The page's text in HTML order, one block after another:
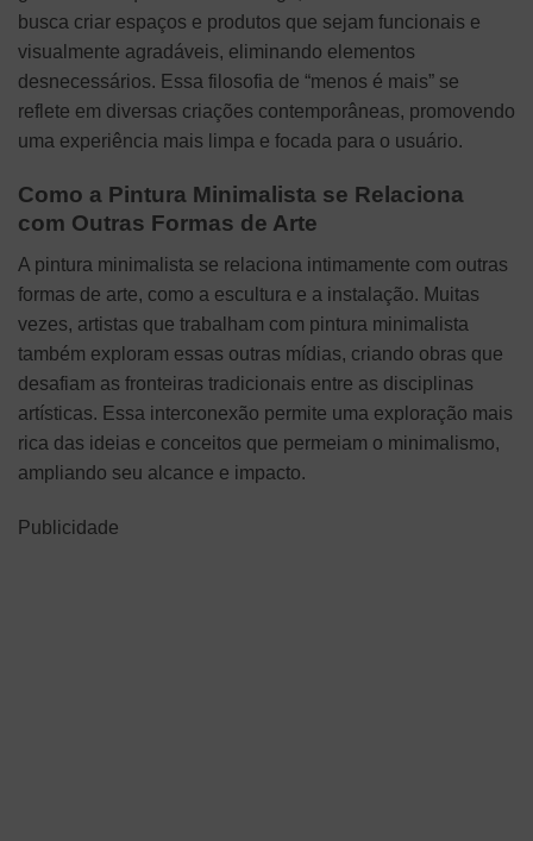
busca criar espaços e produtos que sejam funcionais e
visualmente agradáveis, eliminando elementos
desnecessários. Essa filosofia de “menos é mais” se
reflete em diversas criações contemporâneas, promovendo
uma experiência mais limpa e focada para o usuário.
Como a Pintura Minimalista se Relaciona
com Outras Formas de Arte
A pintura minimalista se relaciona intimamente com outras
formas de arte, como a escultura e a instalação. Muitas
vezes, artistas que trabalham com pintura minimalista
também exploram essas outras mídias, criando obras que
desafiam as fronteiras tradicionais entre as disciplinas
artísticas. Essa interconexão permite uma exploração mais
rica das ideias e conceitos que permeiam o minimalismo,
ampliando seu alcance e impacto.
Publicidade